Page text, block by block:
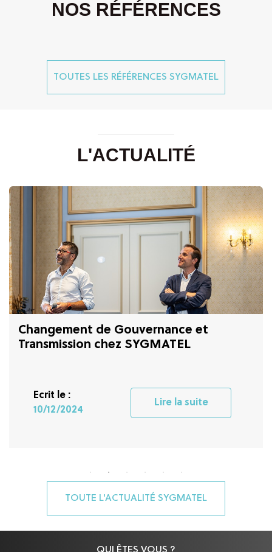
NOS RÉFÉRENCES
TOUTES LES RÉFÉRENCES SYGMATEL
L'ACTUALITÉ
Changement de Gouvernance et
Transmission chez SYGMATEL
Ecrit le :
10/12/2024
Lire la suite
TOUTE L'ACTUALITÉ SYGMATEL